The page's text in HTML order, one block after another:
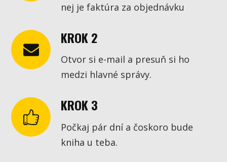
nej je faktúra za objednávku
KROK 2
Otvor si e-mail a presuň si ho
medzi hlavné správy.
KROK 3
Počkaj pár dní a čoskoro bude
kniha u teba.